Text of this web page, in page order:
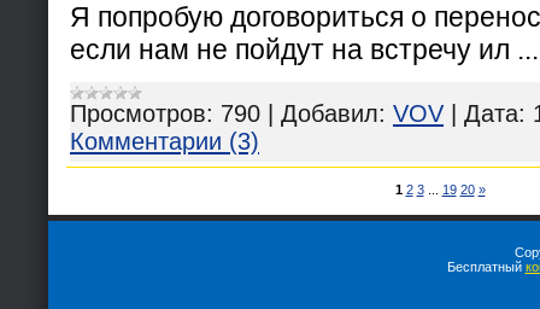
Я попробую договориться о
если нам не пойдут на встречу ил
Просмотров: 790 Добавил: VOV Дата:
Комментарии (3)
1 2 3 19 20 »
Бесплатный